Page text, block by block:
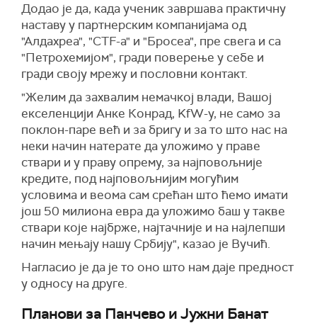
Додао је да, када ученик завршава практичну
наставу у партнерским компанијама од
"Алдахреа", "CTF-а" и "Бросеа", пре свега и са
"Петрохемијом", гради поверење у себе и
гради своју мрежу и пословни контакт.
"Желим да захвалим немачкој влади, Вашој
екселенцији Анке Конрад, KfW-у, не само за
поклон-паре већ и за бригу и за то што нас на
неки начин натерате да уложимо у праве
ствари и у праву опрему, за најповољније
кредите, под најповољнијим могућим
условима и веома сам срећан што ћемо имати
још 50 милиона евра да уложимо баш у такве
ствари које најбрже, најтачније и на најлепши
начин мењају нашу Србију", казао је Вучић.
Нагласио је да је то оно што нам даје предност
у односу на друге.
Планови за Панчево и Јужни Банат